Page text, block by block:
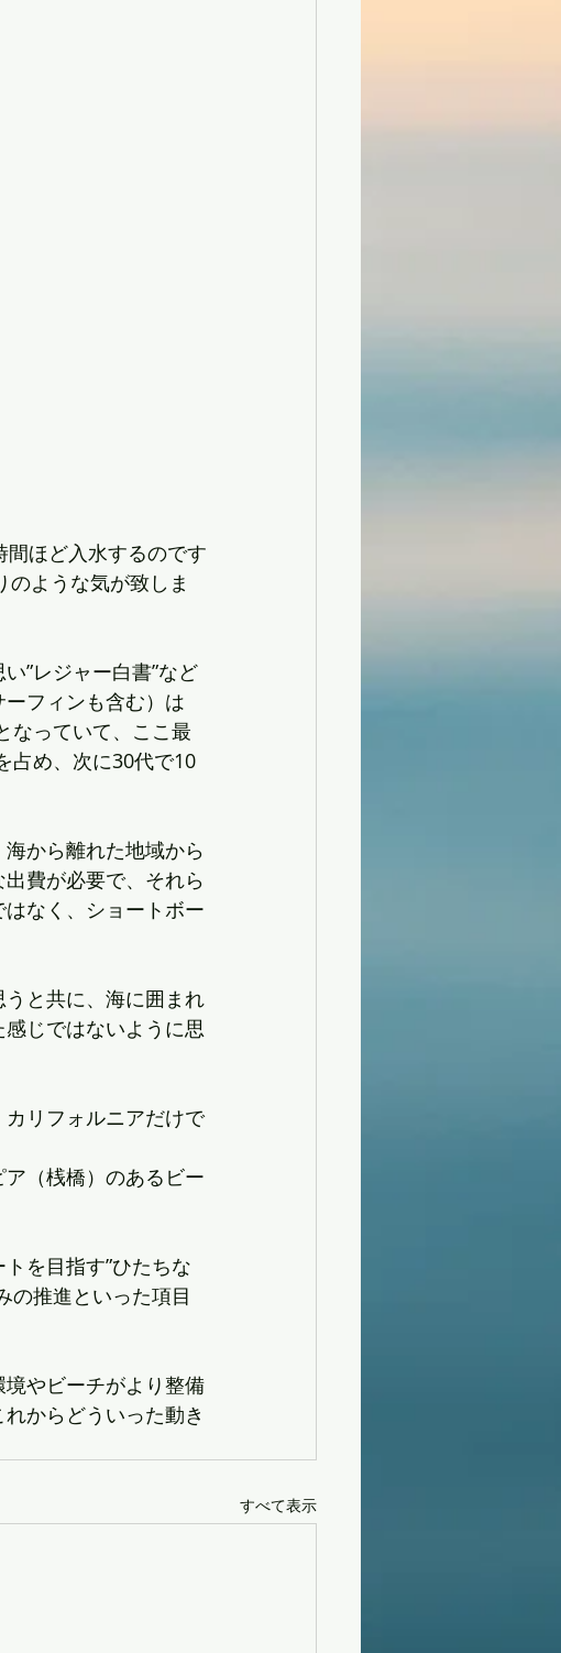
ほど入水するのです
ような気が致しま
”レジャー白書”など
フィンも含む）は
なっていて、ここ最
占め、次に30代で10
から離れた地域から
費が必要で、それら
なく、ショートボー
うと共に、海に囲まれ
じではないように思
リフォルニアだけで
（桟橋）のあるビー
を目指す”ひたちな
の推進といった項目
境やビーチがより整備
からどういった動き
すべて表示